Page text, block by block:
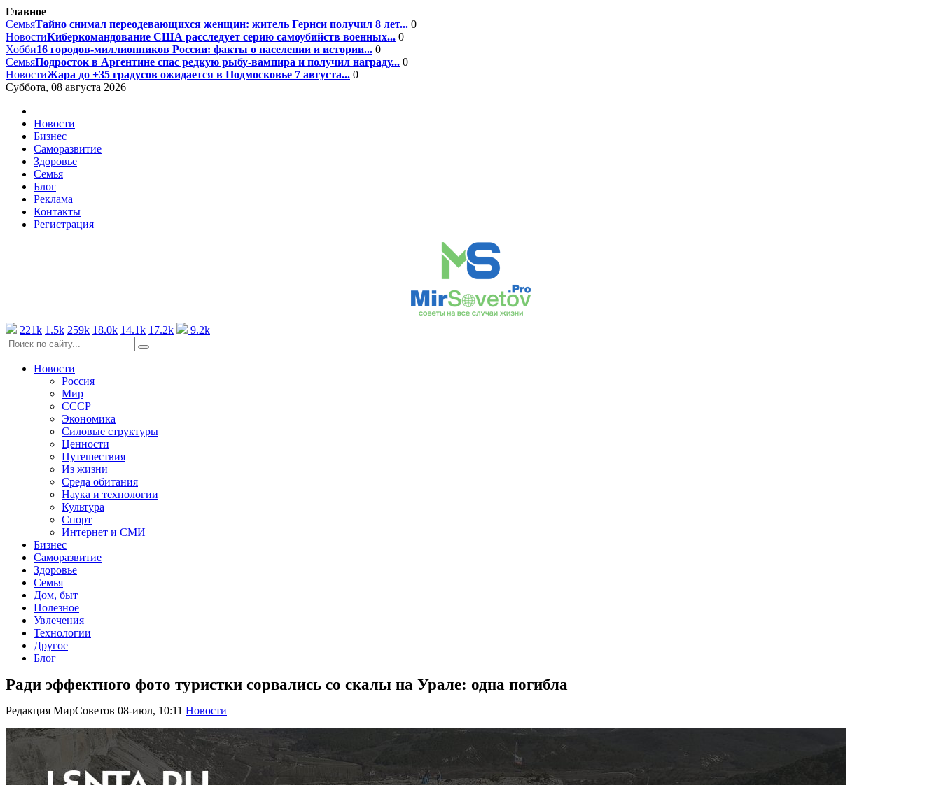
Главное
СемьяТайно снимал переодевающихся женщин: житель Гернси получил 8 лет... 0
НовостиКиберкомандование США расследует серию самоубийств военных... 0
Хобби16 городов-миллионников России: факты о населении и истории... 0
СемьяПодросток в Аргентине спас редкую рыбу-вампира и получил награду... 0
НовостиЖара до +35 градусов ожидается в Подмосковье 7 августа... 0
Суббота, 08 августа 2026
Новости
Бизнес
Саморазвитие
Здоровье
Семья
Блог
Реклама
Контакты
Регистрация
221k 1.5k 259k 18.0k 14.1k 17.2k 9.2k
Новости
Россия
Мир
СССР
Экономика
Силовые структуры
Ценности
Путешествия
Из жизни
Среда обитания
Наука и технологии
Культура
Спорт
Интернет и СМИ
Бизнес
Саморазвитие
Здоровье
Семья
Дом, быт
Полезное
Увлечения
Технологии
Другое
Блог
Ради эффектного фото туристки сорвались со скалы на Урале: одна погибла
Редакция МирСоветов 08-июл, 10:11 Новости